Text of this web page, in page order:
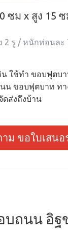
ซม x สูง 15
2 รู / หนักท่อนละ
ใช้ทำ ขอบฟุตบ
น ขอบฟุตบาท ทา
ดส่งถึงบ้าน
ม ขอใบเสนอ
ถนน อิ